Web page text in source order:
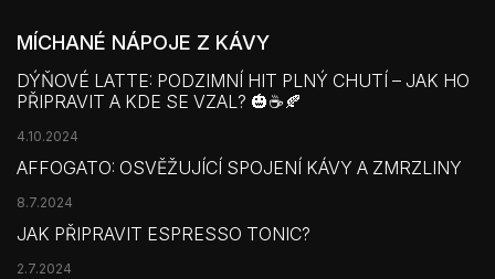
MÍCHANÉ NÁPOJE Z KÁVY
DÝŇOVÉ LATTE: PODZIMNÍ HIT PLNÝ CHUTÍ – JAK HO
PŘIPRAVIT A KDE SE VZAL? 🎃☕🍂
4.10.2024
AFFOGATO: OSVĚŽUJÍCÍ SPOJENÍ KÁVY A ZMRZLINY
8.7.2024
JAK PŘIPRAVIT ESPRESSO TONIC?
2.7.2024